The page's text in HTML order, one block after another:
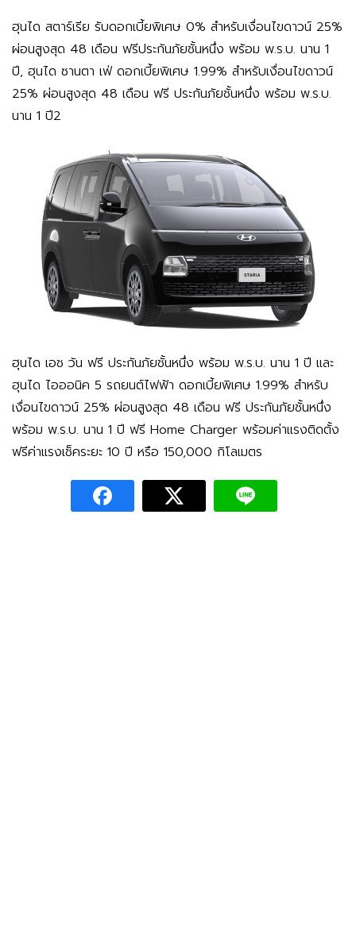
ฮุนได สตาร์เรีย รับดอกเบี้ยพิเศษ 0% สำหรับเงื่อนไขดาวน์ 25%
ผ่อนสูงสุด 48 เดือน ฟรีประกันภัยชั้นหนึ่ง พร้อม พ.ร.บ. นาน 1
ปี, ฮุนได ซานตา เฟ่ ดอกเบี้ยพิเศษ 1.99% สำหรับเงื่อนไขดาวน์
25% ผ่อนสูงสุด 48 เดือน ฟรี ประกันภัยชั้นหนึ่ง พร้อม พ.ร.บ.
นาน 1 ปี2
ฮุนได เอช วัน ฟรี ประกันภัยชั้นหนึ่ง พร้อม พ.ร.บ. นาน 1 ปี และ
ฮุนได ไอออนิค 5 รถยนต์ไฟฟ้า ดอกเบี้ยพิเศษ 1.99% สำหรับ
เงื่อนไขดาวน์ 25% ผ่อนสูงสุด 48 เดือน ฟรี ประกันภัยชั้นหนึ่ง
พร้อม พ.ร.บ. นาน 1 ปี ฟรี Home Charger พร้อมค่าแรงติดตั้ง
ฟรีค่าแรงเช็คระยะ 10 ปี หรือ 150,000 กิโลเมตร